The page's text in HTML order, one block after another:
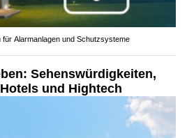
Alarmanlagen und Schutzsysteme
Sehenswürdigkeiten,
und Hightech